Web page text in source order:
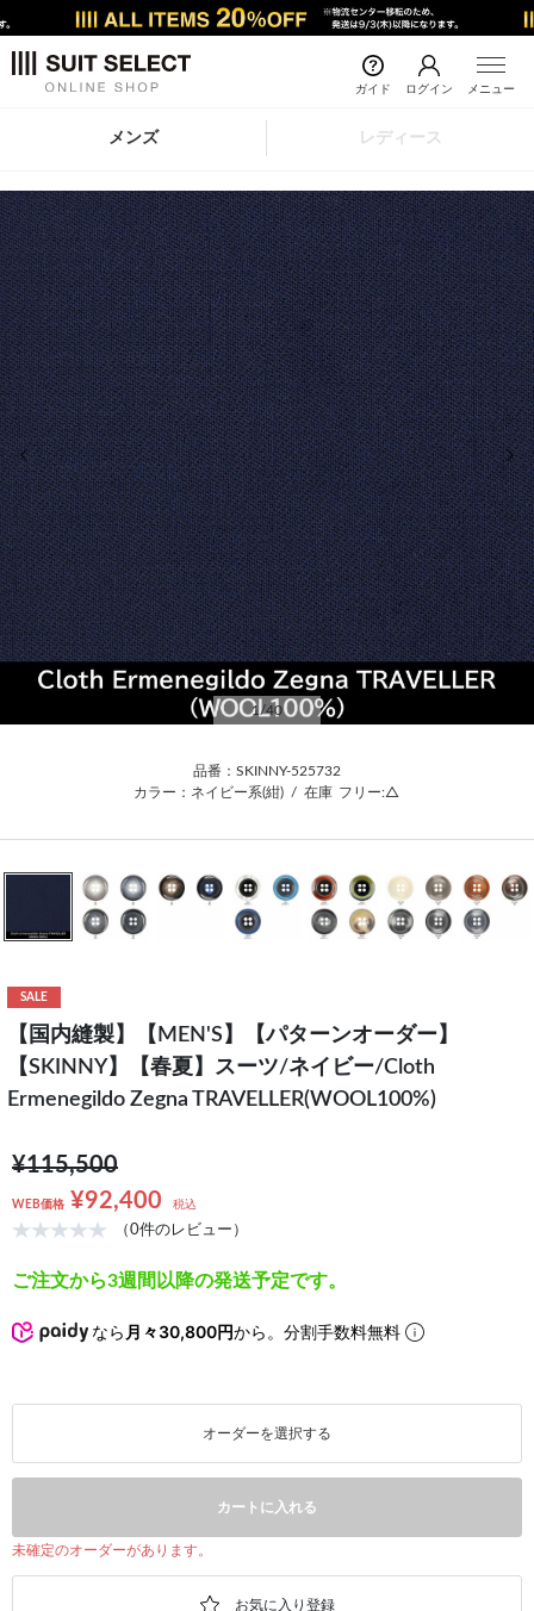
ガイド ログイン メニュー
メンズ レディース
前の画像 次
1 /40
品番：SKINNY-525732
カラー：ネイビー系(紺) / 在庫 フリー:△
SALE
【国内縫製】【MEN'S】【パターンオーダー】
【SKINNY】【春夏】スーツ/ネイビー/Cloth
Ermenegildo Zegna TRAVELLER(WOOL100%)
¥115,500
WEB価格 ¥92,400 税込
（0件のレビュー）
ご注文から3週間以降の発送予定です。
なら 月々30,800円から。分割手数料無料
オーダーを選択する
カートに入れる
未確定のオーダーがあります。